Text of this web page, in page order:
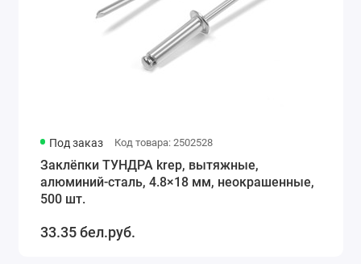
Под заказ Код товара: 2502528
Заклёпки ТУНДРА krep, вытяжные,
алюминий-сталь, 4.8×18 мм, неокрашенные,
500 шт.
33.35 бел.руб.